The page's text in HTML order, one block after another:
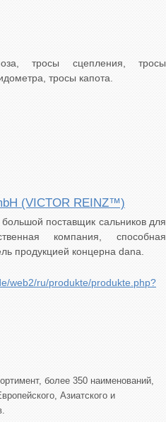
тросы сцепления, тросы
тросы капота.
(VICTOR REINZ™)
поставщик сальников для
компания, способная
продукцией концерна dana.
web2/ru/produkte/produkte.php?
более 350 наименований,
Азиатского и